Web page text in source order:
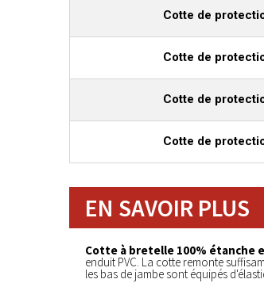
Cotte de
Cotte de
Cotte de
Cotte de
EN SAVOIR PLUS
Cotte à bretelle 100% étanche
enduit PVC. La cotte remonte
les bas de jambe sont équipés